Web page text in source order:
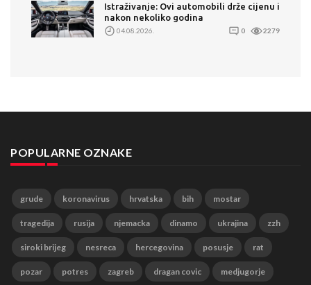
Istraživanje: Ovi automobili drže cijenu i
nakon nekoliko godina
04.08.2026. 0 2279
POPULARNE OZNAKE
grude koronavirus hrvatska bih mostar
tragedija rusija njemacka dinamo ukrajina zzh
siroki brijeg nesreca hercegovina posusje rat
pozar potres zagreb dragan covic medjugorje